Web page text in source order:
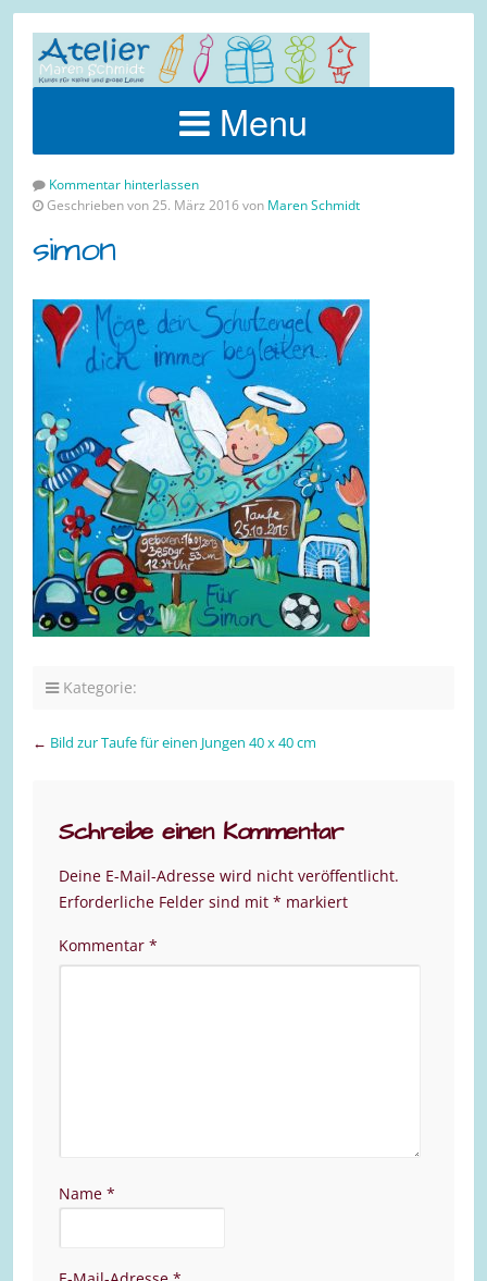
Menu
Kommentar hinterlassen
Geschrieben von 25. März 2016 von Maren Schmidt
simon
Kategorie:
← Bild zur Taufe für einen Jungen 40 x 40 cm
Schreibe einen Kommentar
Deine E-Mail-Adresse wird nicht veröffentlicht.
Erforderliche Felder sind mit * markiert
Kommentar *
Name *